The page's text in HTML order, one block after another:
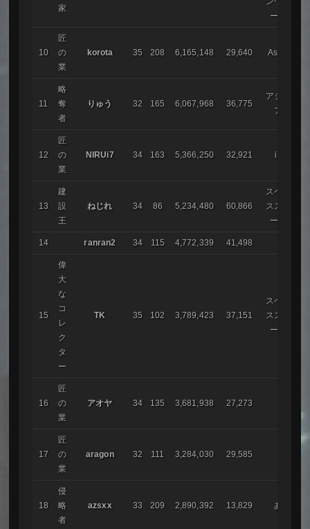
家
ーク
10
匠
の
業
korota 35 208 6,165,148 29,640 Asdfg
11
略
奪
者
りゅう 32 165 6,067,968 36,775
アシリ
ア
12
匠
の
業
NIRUi7 34 163 5,366,250 32,921 i7
13
建
設
王
ねじれ 34 86 5,234,480 60,866
スペー
ススト
ーム
14 ranran2 34 115 4,772,339 41,498
15
偉
大
な
コ
レ
ク
タ
ー
TK 35 102 3,789,423 37,151
スペー
ススト
ーム
16
匠
の
業
アオヤ 34 135 3,681,938 27,273
17
匠
の
業
aragon 32 111 3,284,030 29,585
18
侵
略
者
azsxx 33 209 2,890,392 13,829 あ